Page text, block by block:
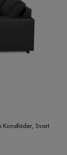
Konstläder, Svart